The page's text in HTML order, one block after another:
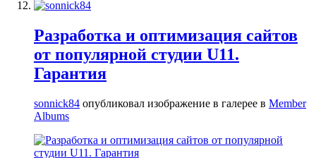
Разработка и оптимизация сайтов
от популярной студии U11.
Гарантия
sonnick84 опубликовал изображение в галерее в Member
Albums